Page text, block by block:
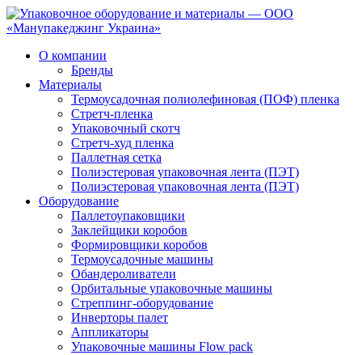
О компании
Бренды
Материалы
Термоусадочная полиолефиновая (ПОФ) пленка
Стретч-пленка
Упаковочный скотч
Стретч-худ пленка
Паллетная сетка
Полиэстеровая упаковочная лента (ПЭТ)
Полиэстеровая упаковочная лента (ПЭТ)
Оборудование
Паллетоупаковщики
Заклейщики коробов
Формировщики коробов
Термоусадочные машины
Обандероливатели
Орбитальные упаковочные машины
Стреппинг-оборудование
Инверторы палет
Аппликаторы
Упаковочные машины Flow pack